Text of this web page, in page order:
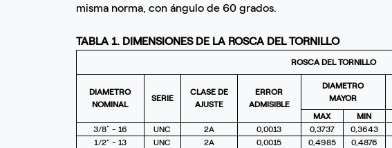
misma norma, con ángulo de 60 grados.
TABLA 1. DIMENSIONES DE LA ROSCA DEL TORNILLO
ROSCA DEL TORNILLO
DIAMETRO
NOMINAL
SERIE
CLASE DE
AJUSTE
ERROR
ADMISIBLE
DIAMETRO
MAYOR
MAX
MIN
3/8” - 16
UNC 2A 0,0013 0,3737 0,3643
1/2" - 13
UNC 2A 0,0015 0,4985 0,4876